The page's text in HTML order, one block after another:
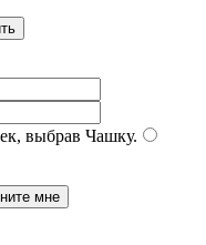
выбрав Чашку.